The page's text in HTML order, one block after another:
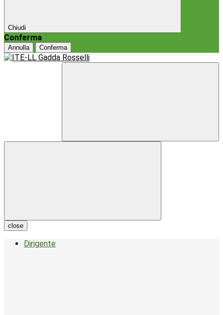
Chiudi
Conferma
Annulla Conferma
close
Dirigente